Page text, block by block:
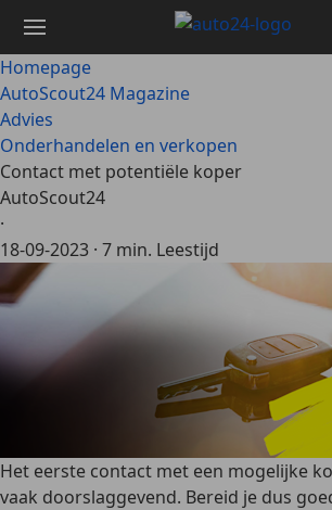
naar
hoofdinhoud
Homepage
AutoScout24 Magazine
Advies
Onderhandelen en verkopen
Contact met potentiële koper
AutoScout24
·
18-09-2023 · 7 min. Leestijd
Het eerste contact met een mogelijke
vaak doorslaggevend. Bereid je dus